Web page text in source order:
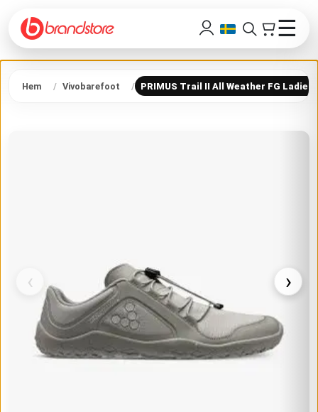
☰
Hem Vivobarefoot PRIMUS Trail II All Weather FG Ladies
‹ ›